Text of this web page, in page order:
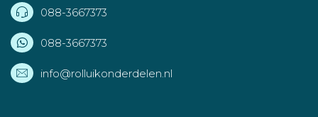
088-3667373
088-3667373
info@rolluikonderdelen.nl